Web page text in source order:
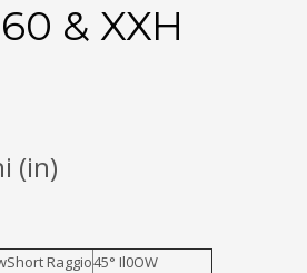
& XXH
(in)
Raggio45° Il0OW